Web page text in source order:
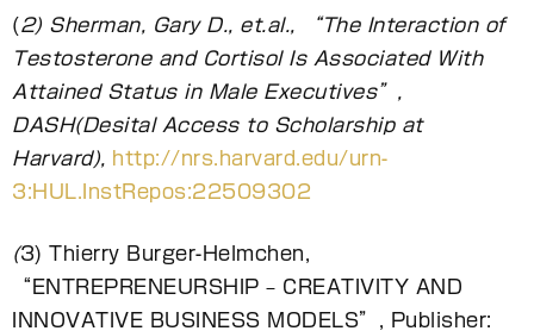
(2) Sherman, Gary D., et.al., “The Interaction of
Testosterone and Cortisol Is Associated With
Attained Status in Male Executives”,
DASH(Desital Access to Scholarship at
Harvard),
http://nrs.harvard.edu/urn-
3:HUL.InstRepos:22509302
(3) Thierry Burger-Helmchen,
“ENTREPRENEURSHIP – CREATIVITY AND
INNOVATIVE BUSINESS MODELS”, Publisher: